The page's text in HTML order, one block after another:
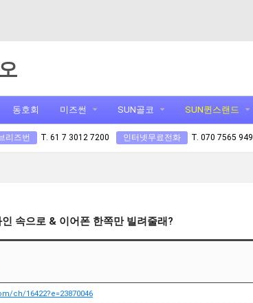
동호회 미즈썬 SUN골코 SUN퀸스랜드
리즈번 T. 61 7 3012 7200 인터넷무료전화 T. 070 7565
속으로 & 이어폰 한쪽만 빌려줄래?
ch/16422?e=23870046